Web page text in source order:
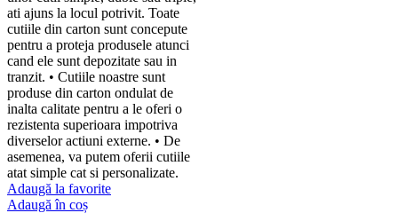
ati ajuns la locul potrivit. Toate
cutiile din carton sunt concepute
pentru a proteja produsele atunci
cand ele sunt depozitate sau in
tranzit. • Cutiile noastre sunt
produse din carton ondulat de
inalta calitate pentru a le oferi o
rezistenta superioara impotriva
diverselor actiuni externe. • De
asemenea, va putem oferii cutiile
atat simple cat si personalizate.
Adaugă la favorite
Adaugă în coș